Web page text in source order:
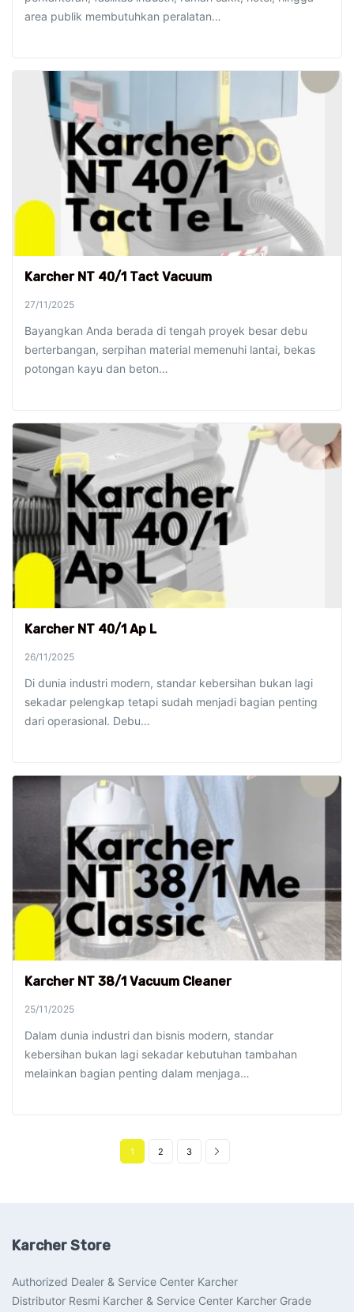
area publik membutuhkan peralatan…
Karcher NT 40/1 Tact Vacuum
27/11/2025
Bayangkan Anda berada di tengah proyek besar debu
berterbangan, serpihan material memenuhi lantai, bekas
potongan kayu dan beton…
Karcher NT 40/1 Ap L
26/11/2025
Di dunia industri modern, standar kebersihan bukan lagi
sekadar pelengkap tetapi sudah menjadi bagian penting
dari operasional. Debu…
Karcher NT 38/1 Vacuum Cleaner
25/11/2025
Dalam dunia industri dan bisnis modern, standar
kebersihan bukan lagi sekadar kebutuhan tambahan
melainkan bagian penting dalam menjaga…
1 2 3
Karcher Store
Authorized Dealer & Service Center Karcher
Distributor Resmi Karcher & Service Center Karcher Grade